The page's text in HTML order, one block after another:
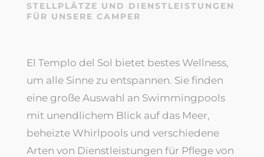
STELLPLÄTZE UND DIENSTLEISTUNGEN
FÜR UNSERE CAMPER
El Templo del Sol bietet bestes Wellness,
um alle Sinne zu entspannen. Sie finden
eine große Auswahl an Swimmingpools
mit unendlichem Blick auf das Meer,
beheizte Whirlpools und verschiedene
Arten von Dienstleistungen für Pflege von